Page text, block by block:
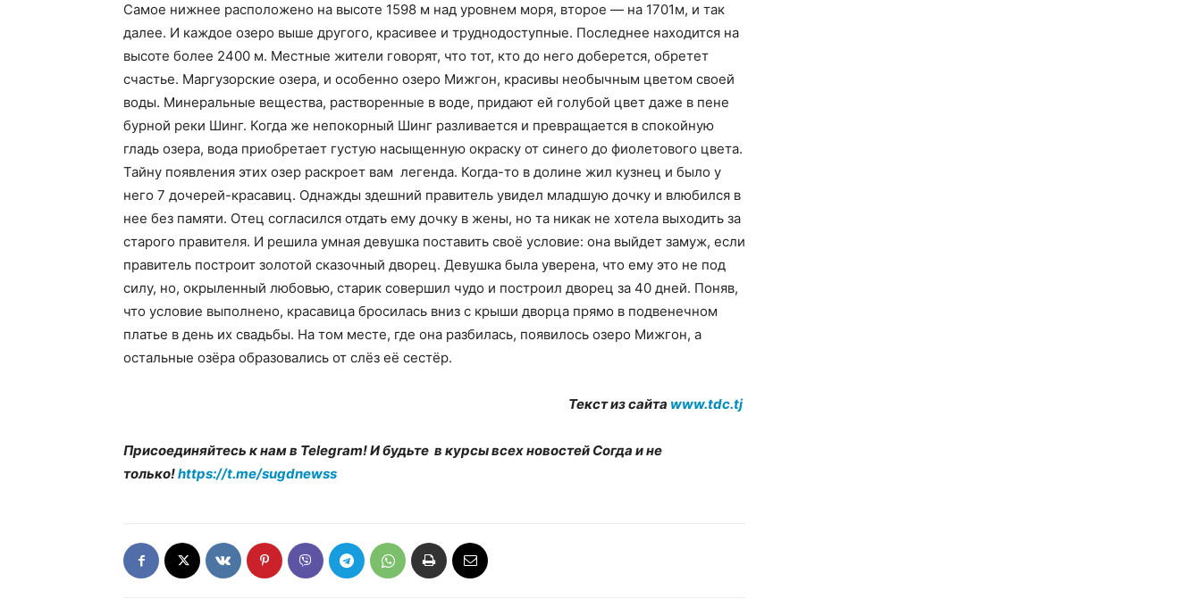
Самое нижнее расположено на высоте 1598 м над уровнем моря, второе — на 1701м, и так
далее. И каждое озеро выше другого, красивее и труднодоступные. Последнее находится на
высоте более 2400 м. Местные жители говорят, что тот, кто до него доберется, обретет
счастье. Маргузорские озера, и особенно озеро Мижгон, красивы необычным цветом своей
воды. Минеральные вещества, растворенные в воде, придают ей голубой цвет даже в пене
бурной реки Шинг. Когда же непокорный Шинг разливается и превращается в спокойную
гладь озера, вода приобретает густую насыщенную окраску от синего до фиолетового цвета.
Тайну появления этих озер раскроет вам легенда. Когда-то в долине жил кузнец и было у
него 7 дочерей-красавиц. Однажды здешний правитель увидел младшую дочку и влюбился в
нее без памяти. Отец согласился отдать ему дочку в жены, но та никак не хотела выходить за
старого правителя. И решила умная девушка поставить своё условие: она выйдет замуж, если
правитель построит золотой сказочный дворец. Девушка была уверена, что ему это не под
силу, но, окрыленный любовью, старик совершил чудо и построил дворец за 40 дней. Поняв,
что условие выполнено, красавица бросилась вниз с крыши дворца прямо в подвенечном
платье в день их свадьбы. На том месте, где она разбилась, появилось озеро Мижгон, а
остальные озёра образовались от слёз её сестёр.
Текст из сайта www.tdc.tj
Присоединяйтесь к нам в Telegram! И будьте в курсы всех новостей Согда и не
только!https://t.me/sugdnewss